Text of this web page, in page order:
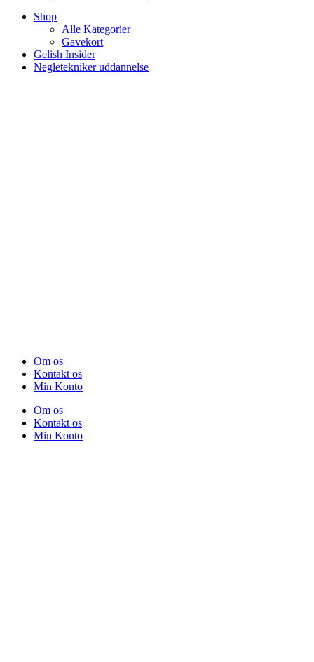
Shop
Alle Kategorier
Gavekort
Gelish Insider
Negletekniker uddannelse
Om os
Kontakt os
Min Konto
Om os
Kontakt os
Min Konto